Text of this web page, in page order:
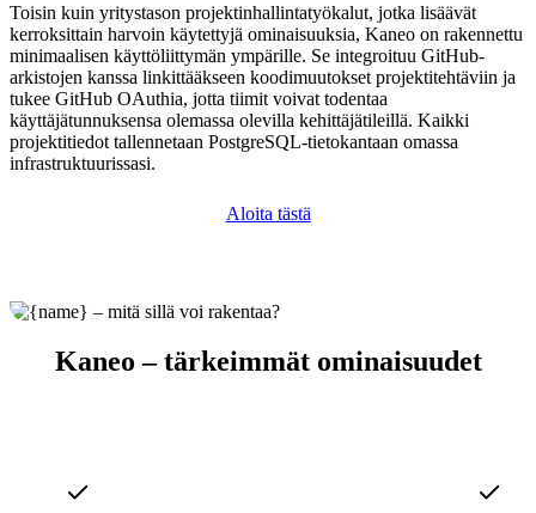
Toisin kuin yritystason projektinhallintatyökalut, jotka lisäävät
kerroksittain harvoin käytettyjä ominaisuuksia, Kaneo on rakennettu
minimaalisen käyttöliittymän ympärille. Se integroituu GitHub-
arkistojen kanssa linkittääkseen koodimuutokset projektitehtäviin ja
tukee GitHub OAuthia, jotta tiimit voivat todentaa
käyttäjätunnuksensa olemassa olevilla kehittäjätileillä. Kaikki
projektitiedot tallennetaan PostgreSQL-tietokantaan omassa
infrastruktuurissasi.
Aloita tästä
Kaneo – tärkeimmät ominaisuudet